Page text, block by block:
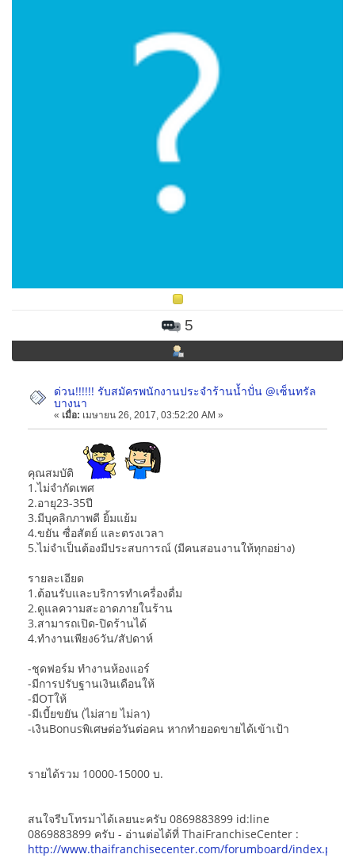
5
ด่วน!!!!!! รับสมัครพนักงานประจำร้านน้ำปั่น @เซ็นทรัล
บางนา
« เมื่อ: เมษายน 26, 2017, 03:52:20 AM »
คุณสมบัติ
1.ไม่จำกัดเพศ
2.อายุ23-35ปี
3.มีบุคลิกภาพดี ยิ้มแย้ม
4.ขยัน ซื่อสัตย์ และตรงเวลา
5.ไม่จำเป็นต้องมีประสบการณ์ (มีคนสอนงานให้ทุกอย่าง)
รายละเอียด
1.ต้อนรับและบริการทำเครื่องดื่ม
2.ดูแลความสะอาดภายในร้าน
3.สามารถเปิด-ปิดร้านได้
4.ทำงานเพียง6วัน/สัปดาห์
-ชุดฟอร์ม ทำงานห้องแอร์
-มีการปรับฐานเงินเดือนให้
-มีOTให้
-มีเบี้ยขยัน (ไม่สาย ไม่ลา)
-เงินBonusพิเศษต่อวันต่อคน หากทำยอดขายได้เข้าเป้า
รายได้รวม 10000-15000 บ.
สนใจรีบโทรมาได้เลยนะครับ 0869883899 id:line
0869883899 ครับ - อ่านต่อได้ที่ ThaiFranchiseCenter :
http://www.thaifranchisecenter.com/forumboard/index.php?